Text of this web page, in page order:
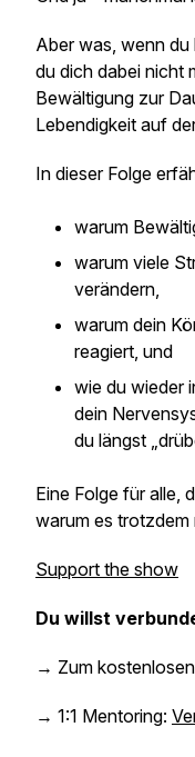
Aber was, wenn du
du dich dabei nicht
Bewältigung zur
Lebendigkeit auf
In dieser Folge
warum
warum viele
verändern,
warum dein
reagiert, und
wie du wieder
dein
du längst
Eine Folge für alle,
warum es trotzdem
Support the show
Du willst
→ Zum
→ 1:1 Mentoring: